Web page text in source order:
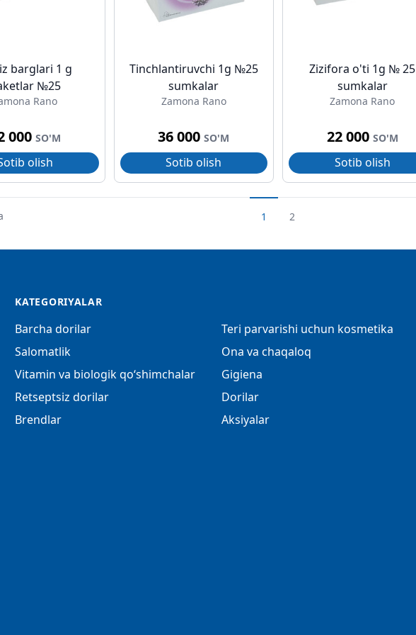
barglari 1 g
№25
Rano
000 SO'M
olish
Tinchlantiruvchi 1g №25
sumkalar
Zamona Rano
36 000SO'M
Sotib olish
Zizifora o'ti 1g № 25
sumkalar
Zamona Rano
22 000 SO'M
Sotib olish
1 2
KATEGORIYALAR
Barcha dorilar
Salomatlik
Vitamin va biologik qo‘shimchalar
Retseptsiz dorilar
Brendlar
Teri parvarishi uchun kosmetika
Ona va chaqaloq
Gigiena
Dorilar
Aksiyalar